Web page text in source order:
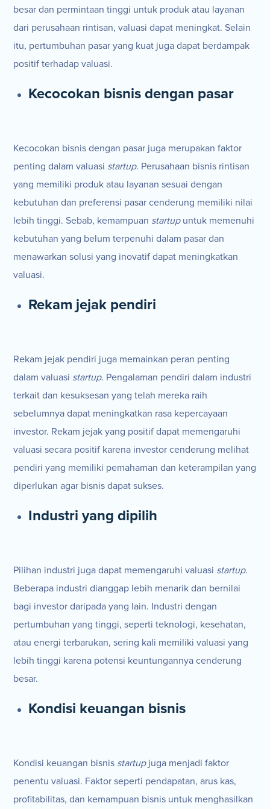
besar dan permintaan tinggi untuk produk atau layanan
dari perusahaan rintisan, valuasi dapat meningkat. Selain
itu, pertumbuhan pasar yang kuat juga dapat berdampak
positif terhadap valuasi.
Kecocokan bisnis dengan pasar
Kecocokan bisnis dengan pasar juga merupakan faktor
penting dalam valuasi startup. Perusahaan bisnis rintisan
yang memiliki produk atau layanan sesuai dengan
kebutuhan dan preferensi pasar cenderung memiliki nilai
lebih tinggi. Sebab, kemampuan startup untuk memenuhi
kebutuhan yang belum terpenuhi dalam pasar dan
menawarkan solusi yang inovatif dapat meningkatkan
valuasi.
Rekam jejak pendiri
Rekam jejak pendiri juga memainkan peran penting
dalam valuasi startup. Pengalaman pendiri dalam industri
terkait dan kesuksesan yang telah mereka raih
sebelumnya dapat meningkatkan rasa kepercayaan
investor. Rekam jejak yang positif dapat memengaruhi
valuasi secara positif karena investor cenderung melihat
pendiri yang memiliki pemahaman dan keterampilan yang
diperlukan agar bisnis dapat sukses.
Industri yang dipilih
Pilihan industri juga dapat memengaruhi valuasi startup.
Beberapa industri dianggap lebih menarik dan bernilai
bagi investor daripada yang lain. Industri dengan
pertumbuhan yang tinggi, seperti teknologi, kesehatan,
atau energi terbarukan, sering kali memiliki valuasi yang
lebih tinggi karena potensi keuntungannya cenderung
besar.
Kondisi keuangan bisnis
Kondisi keuangan bisnis startup juga menjadi faktor
penentu valuasi. Faktor seperti pendapatan, arus kas,
profitabilitas, dan kemampuan bisnis untuk menghasilkan